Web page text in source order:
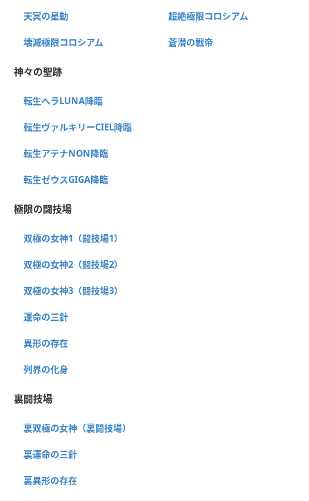
天冥の星動 超絶極限コロシアム
壊滅極限コロシアム 蒼潜の戦帝
神々の聖跡
転生ヘラLUNA降臨
転生ヴァルキリーCIEL降臨
転生アテナNON降臨
転生ゼウスGIGA降臨
極限の闘技場
双極の女神1（闘技場1）
双極の女神2（闘技場2）
双極の女神3（闘技場3）
運命の三針
異形の存在
列界の化身
裏闘技場
裏双極の女神（裏闘技場）
裏運命の三針
裏異形の存在